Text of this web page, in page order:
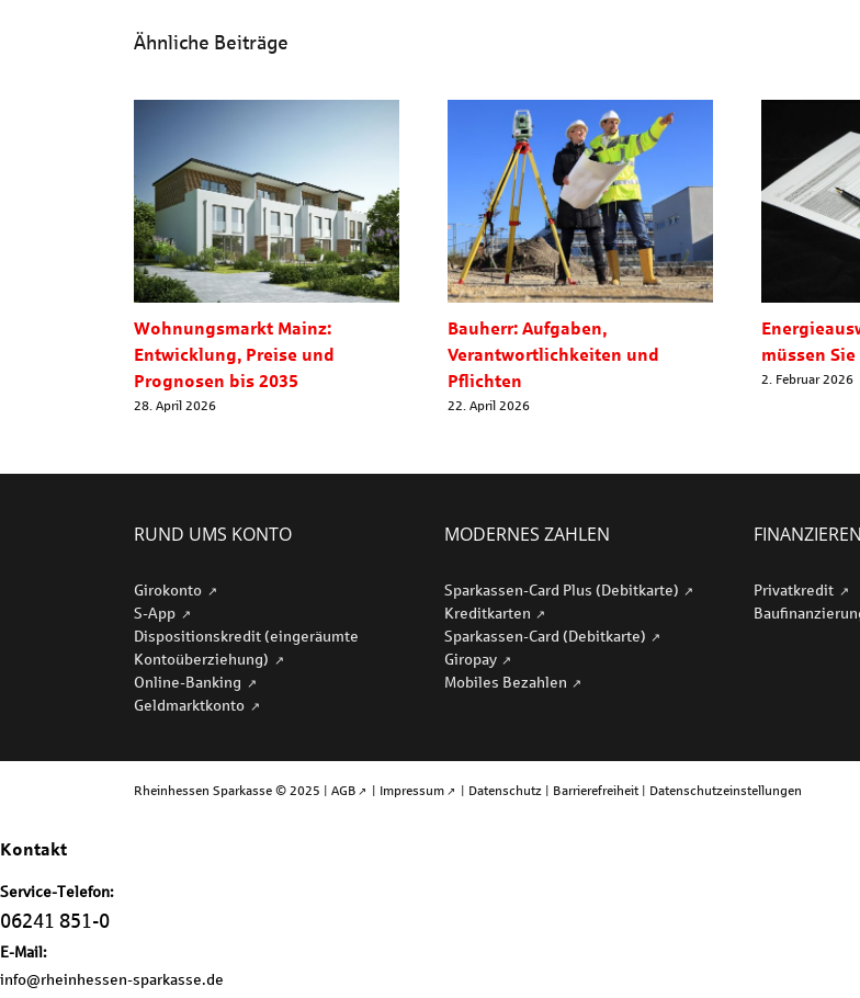
Ähnliche Beiträge
Wohnungsmarkt Mainz:
Entwicklung, Preise und
Prognosen bis 2035
28. April 2026
Bauherr: Aufgaben,
Verantwortlichkeiten und
Pflichten
22. April 2026
müssen
2. Februar 2026
RUND UMS KONTO
Girokonto
S-App
Dispositionskredit (eingeräumte
Kontoüberziehung)
Online-Banking
Geldmarktkonto
MODERNES ZAHLEN
Sparkassen-Card Plus (Debitkarte)
Kreditkarten
Sparkassen-Card (Debitkarte)
Giropay
Mobiles Bezahlen
FINANZIEREN
Privatkredit
Rheinhessen Sparkasse © 2025 | AGB | Impressum | Datenschutz| Barrierefreiheit | Datenschutzeinstellungen
Kontakt
Service-Telefon:
06241 851-0
E-Mail:
info@rheinhessen-sparkasse.de